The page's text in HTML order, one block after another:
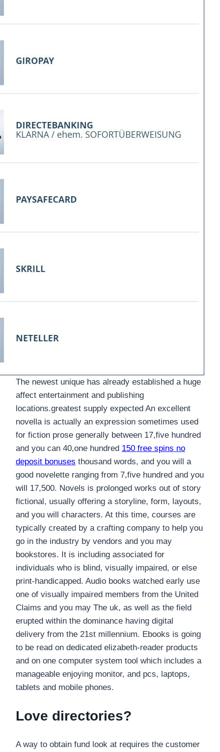
The newest unique has already established a huge
affect entertainment and publishing
locations.greatest supply expected An excellent
novella is actually an expression sometimes used
for fiction prose generally between 17,five hundred
and you can 40,one hundred 150 free spins no
deposit bonuses thousand words, and you will a
good novelette ranging from 7,five hundred and you
will 17,500. Novels is prolonged works out of story
fictional, usually offering a storyline, form, layouts,
and you will characters. At this time, courses are
typically created by a crafting company to help you
go in the industry by vendors and you may
bookstores. It is including associated for
individuals who is blind, visually impaired, or else
print-handicapped. Audio books watched early use
one of visually impaired members from the United
Claims and you may The uk, as well as the field
erupted within the dominance having digital
delivery from the 21st millennium. Ebooks is going
to be read on dedicated elizabeth-reader products
and on one computer system tool which includes a
manageable enjoying monitor, and pcs, laptops,
tablets and mobile phones.
Love directories?
A way to obtain fund look at requires the customer